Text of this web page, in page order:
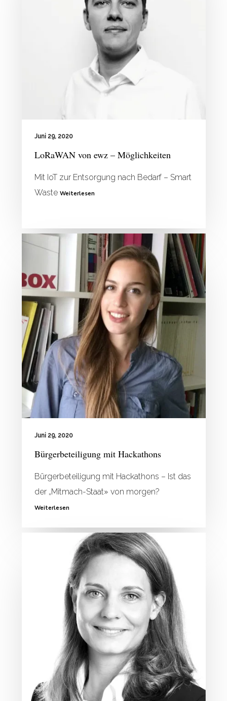
Juni 29, 2020
LoRaWAN von ewz – Möglichkeiten
Mit IoT zur Entsorgung nach Bedarf – Smart
Waste Weiterlesen
Juni 29, 2020
Bürgerbeteiligung mit Hackathons
Bürgerbeteiligung mit Hackathons – Ist das
der „Mitmach-Staat» von morgen?
Weiterlesen